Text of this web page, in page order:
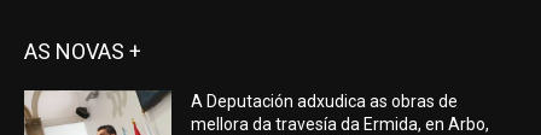
AS NOVAS +
A Deputación adxudica as obras de
mellora da travesía da Ermida, en Arbo,